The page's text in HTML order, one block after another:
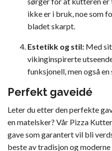
ikke er i bruk, noe som
bladet skarpt.
Estetikk og stil: Med
vikinginspirerte
funksjonell, men også
Perfekt gaveidé
Leter du etter den perfekte
en matelsker? Vår Pizza
gave som garantert vil bli
beste av tradisjon og